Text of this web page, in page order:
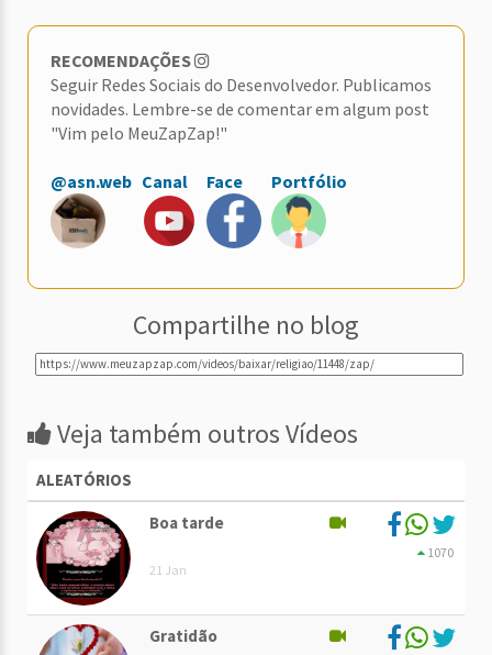
RECOMENDAÇÕES
Seguir Redes Sociais do Desenvolvedor. Publicamos
novidades. Lembre-se de comentar em algum post
"Vim pelo MeuZapZap!"
@asn.web Canal Face Portfólio
Compartilhe no blog
Veja também outros Vídeos
ALEATÓRIOS
Boa tarde
21 Jan
1070
Gratidão